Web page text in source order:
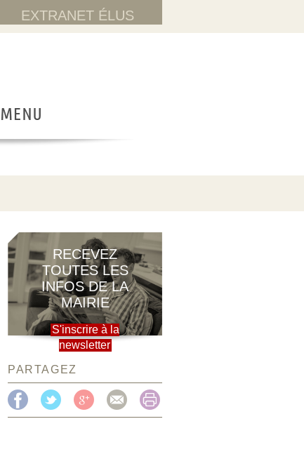
EXTRANET ÉLUS
RECEVEZ
TOUTES LES
INFOS DE LA
MAIRIE
S'inscrire à la
newsletter
PARTAGEZ